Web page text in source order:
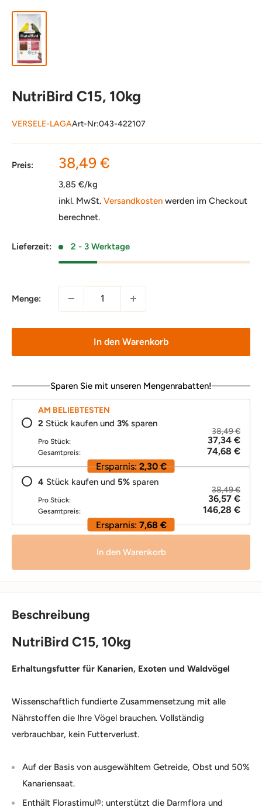
NutriBird C15, 10kg
VERSELE-LAGAArt-Nr:043-422107
Preis: Sonderpreis
38,49 €
3,85 €/kg
inkl. MwSt. Versandkosten werden im Checkout
berechnet.
Lieferzeit: 2 - 3 Werktage
Menge:
In den Warenkorb
Sparen Sie mit unseren Mengenrabatten!
AM BELIEBTESTEN
2 Stück kaufen und 3% sparen
Pro Stück:
38,49 €
37,34 €
Gesamtpreis:
74,68 €
Ersparnis: 2,30 €
4 Stück kaufen und 5% sparen
Pro Stück:
38,49 €
36,57 €
Gesamtpreis:
146,28 €
Ersparnis: 7,68 €
In den Warenkorb
Beschreibung
NutriBird C15, 10kg
Erhaltungsfutter für Kanarien, Exoten und Waldvögel
Wissenschaftlich fundierte Zusammensetzung mit alle
Nährstoffen die Ihre Vögel brauchen. Vollständig
verbrauchbar, kein Futterverlust.
Auf der Basis von ausgewähltem Getreide, Obst und 50%
Kanariensaat.
Enthält Florastimul®: unterstützt die Darmflora und